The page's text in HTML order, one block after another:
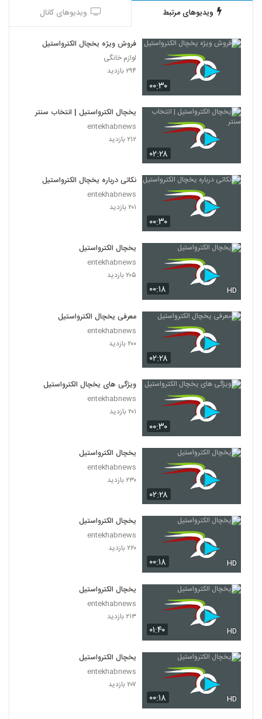
ویدیوهای مرتبط ویدیوهای کانال
۰۰:۳۰
فروش ویژه یخچال الکترواستیل
لوازم خانگی
۲۹۴ بازدید
۰۲:۲۸
یخچال الکترواستیل | انتخاب سنتر
entekhabnews
۲۱۲ بازدید
۰۰:۳۰
نکاتی درباره یخچال الکترواستیل
entekhabnews
۲۰۱ بازدید
۰۰:۱۸ HD
یخچال الکترواستیل
entekhabnews
۲۰۵ بازدید
۰۲:۲۸
معرفی یخچال الکترواستیل
entekhabnews
۲۰۰ بازدید
۰۰:۳۰
ویژگی های یخچال الکترواستیل
entekhabnews
۲۰۱ بازدید
۰۲:۲۸
یخچال الکترواستیل
entekhabnews
۲۳۰ بازدید
۰۰:۱۸ HD
یخچال الکترواستیل
entekhabnews
۲۲۰ بازدید
۰۱:۴۰ HD
یخچال الکترواستیل
entekhabnews
۲۱۳ بازدید
۰۰:۱۸ HD
یخچال الکترواستیل
entekhabnews
۲۰۷ بازدید